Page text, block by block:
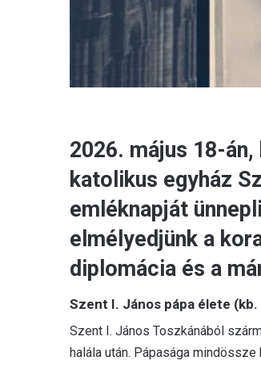
2026. május 18-
katolikus egyház
emléknapját
elmélyedjünk a
diplomácia és a
Szent I. János pápa élete
Szent I. János Toszkánából
halála után. Pápasága